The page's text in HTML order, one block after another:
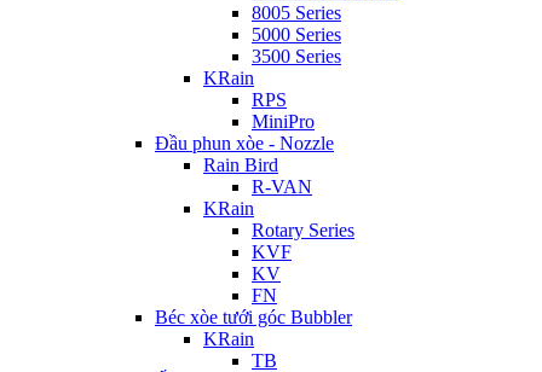
8005 Series
5000 Series
3500 Series
KRain
RPS
MiniPro
Đầu phun xòe - Nozzle
Rain Bird
R-VAN
KRain
Rotary Series
KVF
KV
FN
Béc xòe tưới góc Bubbler
KRain
TB